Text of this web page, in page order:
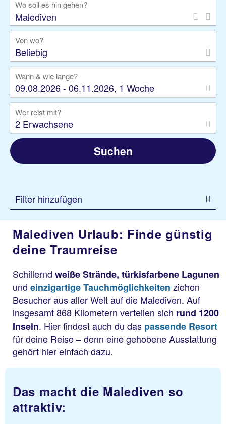
Rundreise
Kreuzfahrt
Gruppenreise
Camper Privattransfer
Wo soll es hin gehen?
Von wo?
Beliebig
Wann & wie lange?
09.08.2026 - 06.11.2026, 1 Woche
Wer reist mit?
2 Erwachsene
Suchen
Filter hinzufügen
Malediven Urlaub: Finde günstig
deine Traumreise
Schillernd weiße Strände, türkisfarbene Lagunen
und einzigartige Tauchmöglichkeiten ziehen
Besucher aus aller Welt auf die Malediven. Auf
insgesamt 868 Kilometern verteilen sich rund 1200
Inseln. Hier findest auch du das passende Resort
für deine Reise – denn eine gehobene Ausstattung
gehört hier einfach dazu.
Das macht die Malediven so
attraktiv: